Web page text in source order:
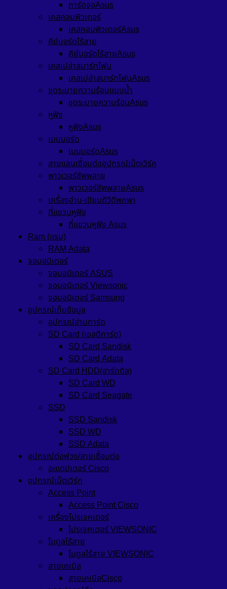
การ์ดจอAsus
เคสคอมพิวเตอร์
เคสคอมพิวเตอร์Asus
คีย์บอร์ดไร้สาย
คีย์บอร์ดไร้สายAsus
เคสเปล่าสมาร์ทโฟน
เคสเปล่าสมาร์ทโฟนAsus
ชุดระบายความร้อนแบบน้ำ
ชุดระบายความร้อนAsus
หูฟัง
หูฟังAsus
เมนบอร์ด
เมนบอร์ดAsus
สายแลนเชื่อมต่ออุปกรณ์เน็ตเวิร์ค
พาวเวอร์ซัพพลาย
พาวเวอร์ซัพพลายAsus
เครื่องอ่าน-เขียนดีวีดีพกพา
ที่แขวนหูฟัง
ที่แขวนหูฟัง Asus
Ram (แรม)
RAM Adata
จอมอนิเตอร์
จอมอนิเตอร์ ASUS
จอมอนิเตอร์ Viewsonic
จอมอนิเตอร์ Samsung
อุปกรณ์เก็บข้อมูล
อุปกรณ์อ่านการ์ด
SD Card (เอสดีการ์ด)
SD Card Sandisk
SD Card Adata
SD Card HDD(ฮาร์ดดิส)
SD Card WD
SD Card Seagate
SSD
SSD Sandisk
SSD WD
SSD Adata
อุปกรณ์ต่อพ่วง/สายเชื่อมต่อ
อะแดปเตอร์ Cisco
อุปกรณ์เน็ตเวิร์ก
Access Point
Access Point Cisco
เครื่องโปรเจคเตอร์
โปรเจคเตอร์ VIEWSONIC
โมดูลไร้สาย
โมดูลไร้สาย VIEWSONIC
สายเคเบิล
สายเคเบิลCisco